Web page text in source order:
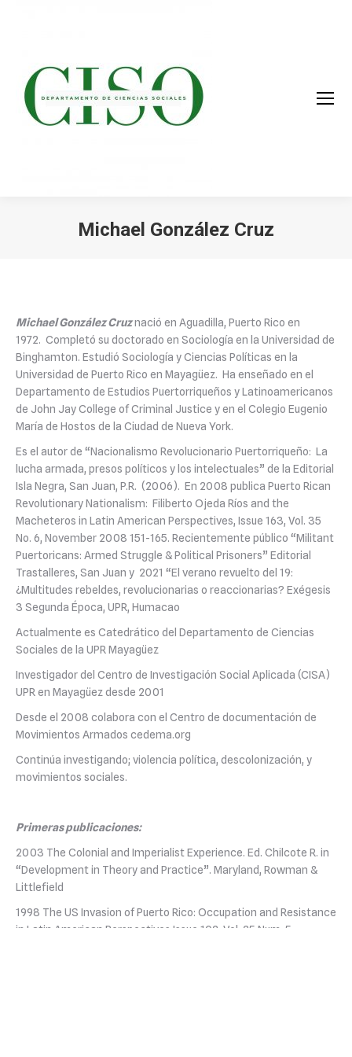
Michael González Cruz
Michael González Cruznació en Aguadilla, Puerto Rico en
1972. Completó su doctorado en Sociología en la Universidad de
Binghamton. Estudió Sociología y Ciencias Políticas en la
Universidad de Puerto Rico en Mayagüez. Ha enseñado en el
Departamento de Estudios Puertorriqueños y Latinoamericanos
de John JayCollege ofCriminal Justice y en el Colegio Eugenio
María de Hostos de la Ciudad de Nueva York.
Es el autor de “Nacionalismo Revolucionario Puertorriqueño: La
lucha armada, presos políticos y los intelectuales” de la Editorial
Isla Negra, San Juan, P.R. (2006). En 2008 publica Puerto Rican
RevolutionaryNationalism: Filiberto Ojeda Ríos and the
Macheteros in Latin American Perspectives, Issue 163, Vol. 35
No. 6, November 2008 151-165. Recientemente público “Militant
Puertoricans: Armed Struggle &Political Prisoners” Editorial
Trastalleres, San Juan y 2021 “El verano revuelto del 19:
¿Multitudes rebeldes, revolucionarias o reaccionarias? Exégesis
3 Segunda Época, UPR, Humacao
Actualmente es Catedrático del Departamento de Ciencias
Sociales de la UPR Mayagüez
Investigadordel Centro de Investigación Social Aplicada (CISA)
UPR en Mayagüezdesde 2001
Desde el 2008 colabora con el Centro de documentación de
Movimientos Armados cedema.org
Continúa investigando; violencia política, descolonización, y
movimientos sociales.
Primeraspublicaciones:
2003 The Colonial and Imperialist Experience. Ed. Chilcote R. in
“Development in Theory and Practice”. Maryland, Rowman &
Littlefield
1998 The US Invasion of Puerto Rico: Occupation and Resistance
in Latin American Perspectives Issue 102, Vol. 25 Num. 5.